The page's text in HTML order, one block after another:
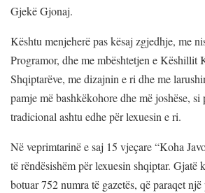
Gjekë Gjonaj.
Kështu menjeherë pas kësaj zgjedhje, me
Programor, dhe me mbështetjen e Këshillit
Shqiptarëve, me dizajnin e ri dhe me
pamje më bashkëkohore dhe më joshëse, si
tradicional ashtu edhe për lexuesin e ri.
Në veprimtarinë e saj 15 vjeçare “Koha
të rëndësishëm për lexuesin shqiptar. Gjatë
botuar 752 numra të gazetës, që paraqet